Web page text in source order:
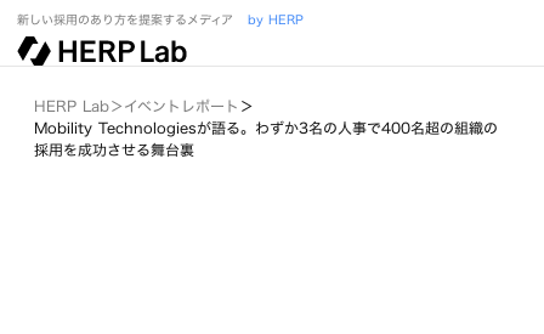
新しい採用のあり方を提案するメディア by HERP
HERP Lab＞イベントレポート ＞
Mobility Technologiesが語る。わずか3名の人事で400名超の組織の
採用を成功させる舞台裏